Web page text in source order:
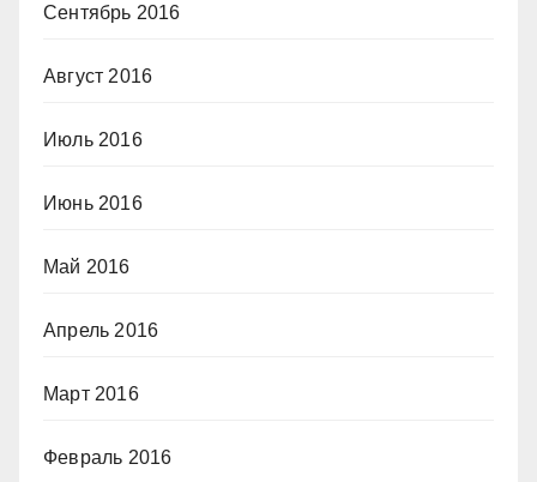
Сентябрь 2016
Август 2016
Июль 2016
Июнь 2016
Май 2016
Апрель 2016
Март 2016
Февраль 2016